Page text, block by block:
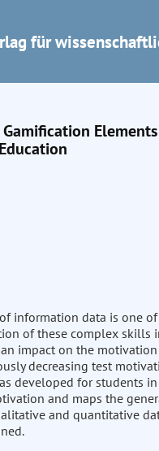
für
Elements
information data is one
of these complex skills
impact on the
decreasing test
developed for students
and maps the
and quantitative